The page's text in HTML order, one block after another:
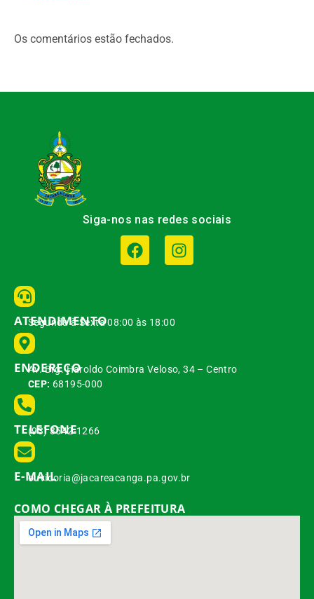
Os comentários estão fechados.
Siga-nos nas redes sociais
ATENDIMENTO
Segunda à Sexta 08:00 às 18:00
ENDEREÇO
Av. Brg. Haroldo Coimbra Veloso, 34 – Centro
CEP: 68195-000
TELEFONE
(93) 3542-1266
E-MAIL
ouvidoria@jacareacanga.pa.gov.br
COMO CHEGAR À PREFEITURA